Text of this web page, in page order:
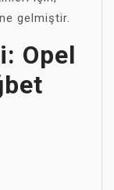
gelmiştir.
Opel